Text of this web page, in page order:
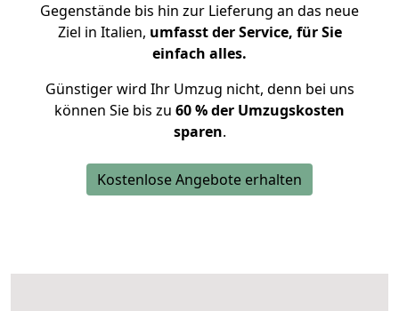
Gegenstände bis hin zur Lieferung an das neue
Ziel in Italien, umfasst der Service, für Sie
einfach alles.
Günstiger wird Ihr Umzug nicht, denn bei uns
können Sie bis zu 60 % der Umzugskosten
sparen.
Kostenlose Angebote erhalten